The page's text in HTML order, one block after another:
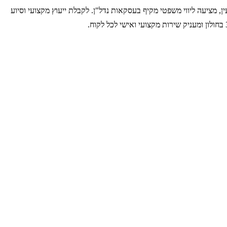
מציעה ליווי משפטי מקיף בעסקאות נדל"ן. לקבלת ייעוץ מקצועי וסיוע